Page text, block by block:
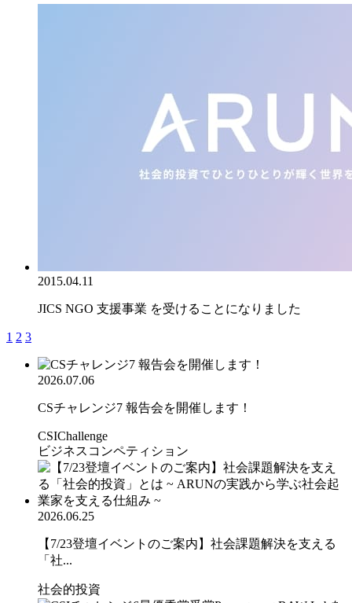
2015.04.11
JICS NGO 支援事業 を受けることになりました
1 2 3
2026.07.06
CSチャレンジ7 報告会を開催します！
CSIChallenge
ビジネスコンペティション
2026.06.25
【7/23登壇イベントのご案内】社会課題解決を支える
「社...
社会的投資